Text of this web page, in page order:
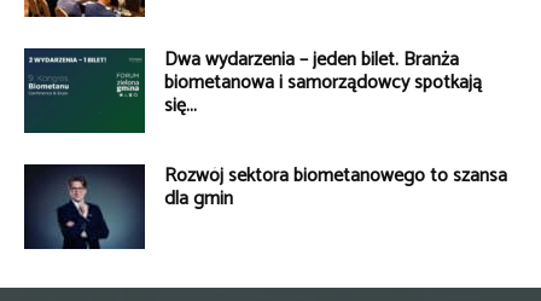
Dwa wydarzenia – jeden bilet. Branża
biometanowa i samorządowcy spotkają
się...
Rozwój sektora biometanowego to szansa
dla gmin